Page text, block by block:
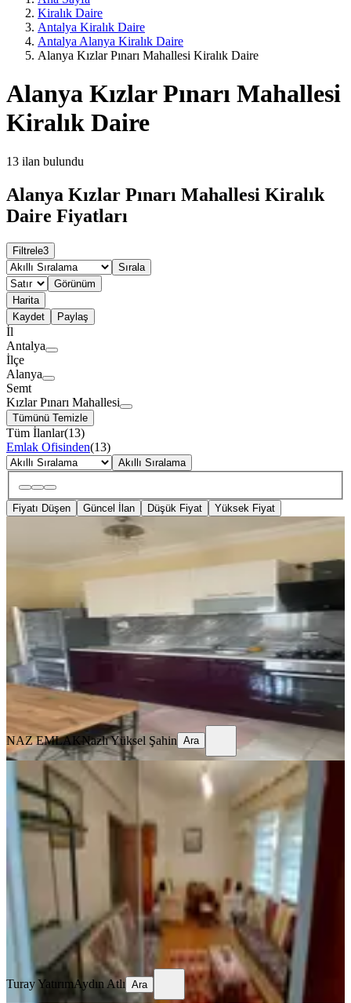
Kiralık Daire
Antalya Kiralık Daire
Antalya Alanya Kiralık Daire
Alanya Kızlar Pınarı Mahallesi Kiralık Daire
Alanya Kızlar Pınarı Mahallesi
Kiralık Daire
13 ilan bulundu
Alanya Kızlar Pınarı Mahallesi Kiralık
Daire Fiyatları
Filtrele3
Sırala
Görünüm
Harita
Kaydet
Paylaş
İl
Antalya
İlçe
Alanya
Semt
Kızlar Pınarı Mahallesi
Tümünü Temizle
Tüm İlanlar(13)
Emlak Ofisinden(13)
Akıllı Sıralama
Fiyatı Düşen Güncel İlan Düşük Fiyat Yüksek Fiyat
Kızlarpınarı Mh 1+1 Eşyalı Kiralık
1+1·75 m²·1. Kat·06.08.2026
22.000 ₺
NAZ EMLAK Nazlı Yüksel Şahin
Ara
NAZ EMLAK Nazlı Yüksel Şahin Ara
SİTE İÇİ
Alanya Merkez Denize Yakın Kiralık
2+1 Daire
Alanya, Kızlar Pınarı Mahallesi
115 m² 1. Kat 29.07.2026
Turay Yatırım Aydın Atlı
Turay YatırımAydın Atlı Ara